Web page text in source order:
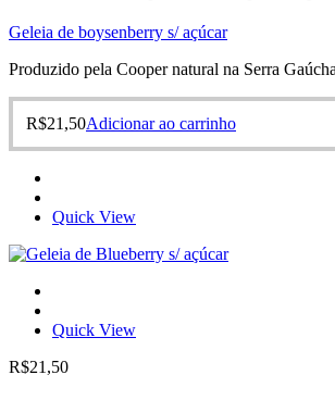
Geleia de boysenberry s/ açúcar
Produzido pela Cooper natural na Serra
R$21,50Adicionar ao carrinho
Quick View
Quick View
R$21,50